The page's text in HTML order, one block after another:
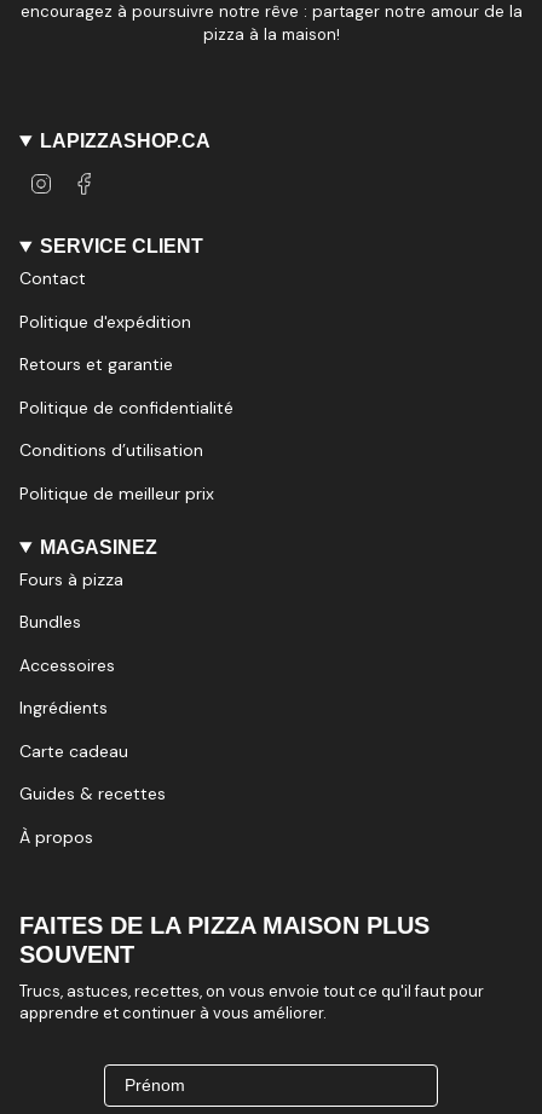
encouragez à poursuivre notre rêve : partager notre amour de la
pizza à la maison!
LAPIZZASHOP.CA
t
a
g
r
a
e
o
k
SERVICE CLIENT
Contact
Politique d'expédition
Retours et garantie
Politique de confidentialité
Conditions d’utilisation
Politique de meilleur prix
MAGASINEZ
Fours à pizza
Bundles
Accessoires
Ingrédients
Carte cadeau
Guides & recettes
À propos
FAITES DE LA PIZZA MAISON PLUS
SOUVENT
Trucs, astuces, recettes, on vous envoie tout ce qu'il faut pour
apprendre et continuer à vous améliorer.
Prénom